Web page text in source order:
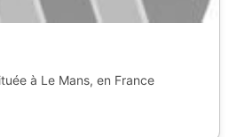
à Le Mans, en France